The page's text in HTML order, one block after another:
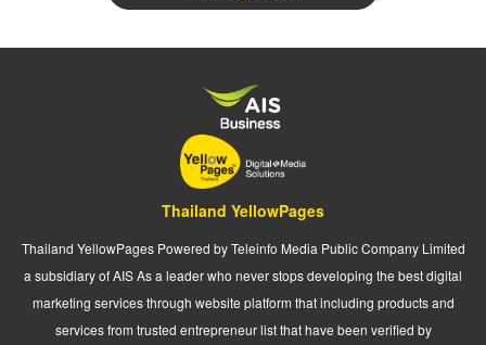
Thailand YellowPages
Thailand YellowPages Powered by Teleinfo Media Public Company Limited
a subsidiary of AIS As a leader who never stops developing the best digital
marketing services through website platform that including products and
services from trusted entrepreneur list that have been verified by